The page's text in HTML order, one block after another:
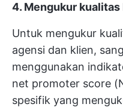
4. Mengukur kualitas
Untuk mengukur
agensi dan klien,
menggunakan
net promoter score
spesifik yang